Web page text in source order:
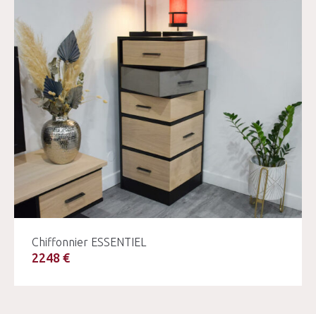
Chiffonnier ESSENTIEL
2248 €